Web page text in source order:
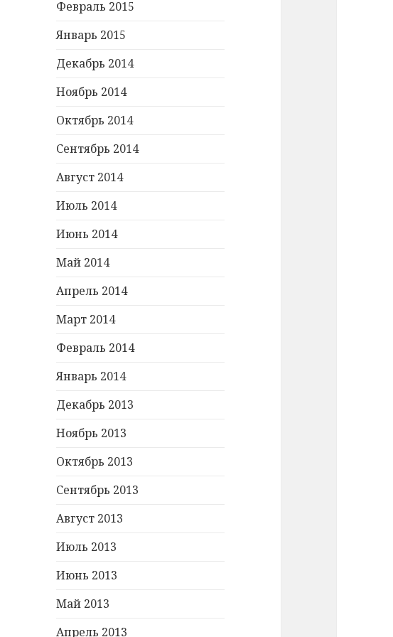
Февраль 2015
Январь 2015
Декабрь 2014
Ноябрь 2014
Октябрь 2014
Сентябрь 2014
Август 2014
Июль 2014
Июнь 2014
Май 2014
Апрель 2014
Март 2014
Февраль 2014
Январь 2014
Декабрь 2013
Ноябрь 2013
Октябрь 2013
Сентябрь 2013
Август 2013
Июль 2013
Июнь 2013
Май 2013
Апрель 2013